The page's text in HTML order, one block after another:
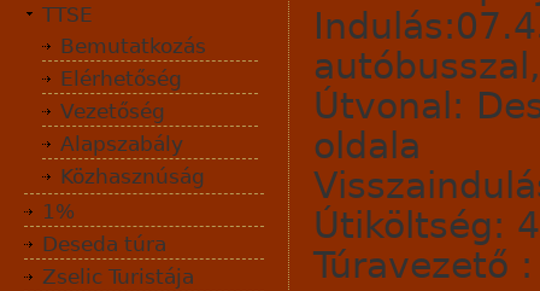
autóbusszal,
Útvonal:
oldala
Útiköltség:
Túravezető
TTSE
Bemutatkozás
Elérhetőség
Vezetőség
Alapszabály
Közhasznúság
1%
Deseda túra
Zselic Turistája